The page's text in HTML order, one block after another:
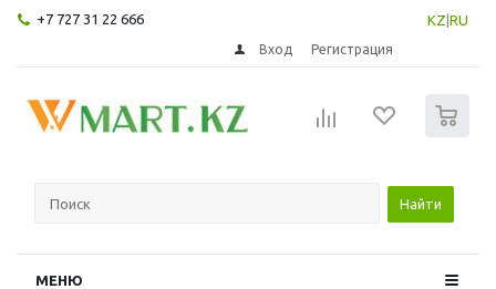
+7 727 31 22 666 KZ RU
Вход Регистрация
Найти
МЕНЮ